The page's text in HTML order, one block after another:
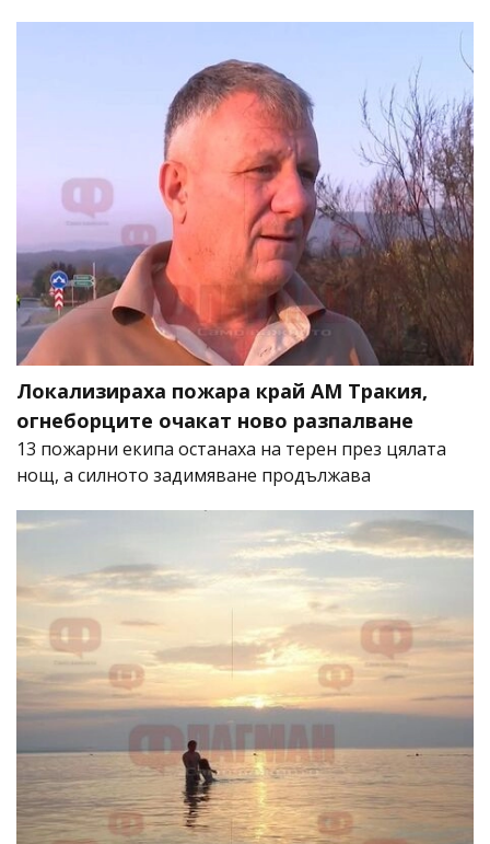
Локализираха пожара край АМ Тракия,
огнеборците очакат ново разпалване
13 пожарни екипа останаха на терен през цялата
нощ, а силното задимяване продължава